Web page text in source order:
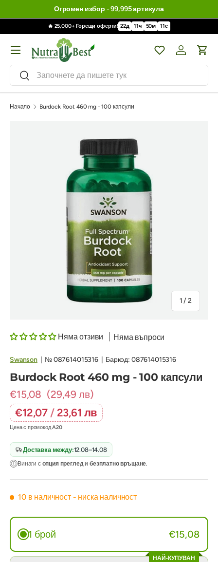
Огромен избор - 99,995 артикула
🔥 25,000+ Горещи оферти! 22д 11ч 50м 10с
Търсене
Търсене
WishlistВлизане /
Меню
Начало Burdock Root 460 mg - 100 капсули
1 /на
2
Няма отзиви Няма въпроси
Swanson| №087614015316 Баркод: 087614015316
Burdock Root 460 mg - 100 капсули
€15,08 (29,49 лв)
€12,07 /23,61 лв
Цена с промокодA20
Доставка между:12.08–14.08
Винаги с опция прегледибезплатно връщане.
10 в наличност - ниска наличност
1 брой €15,08
НАЙ-КУПУВАН